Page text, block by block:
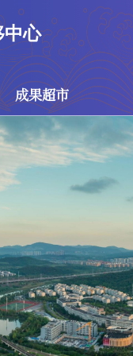
中心
成果超市
超市
成果